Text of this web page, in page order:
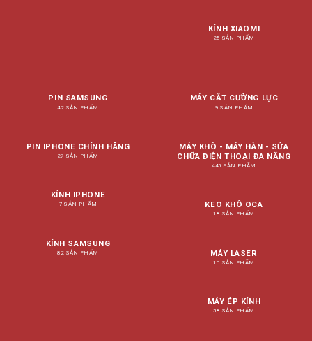
KÍNH XIAOMI
25 SẢN PHẨM
PIN SAMSUNG
42 SẢN PHẨM
PIN IPHONE CHÍNH HÃNG
27 SẢN PHẨM
KÍNH IPHONE
7 SẢN PHẨM
KÍNH SAMSUNG
82 SẢN PHẨM
MÁY CẮT CƯỜNG LỰC
9 SẢN PHẨM
MÁY KHÒ - MÁY HÀN - SỬA
CHỮA ĐIỆN THOẠI ĐA NĂNG
445 SẢN PHẨM
KEO KHÔ OCA
18 SẢN PHẨM
MÁY LASER
10 SẢN PHẨM
MÁY ÉP KÍNH
58 SẢN PHẨM